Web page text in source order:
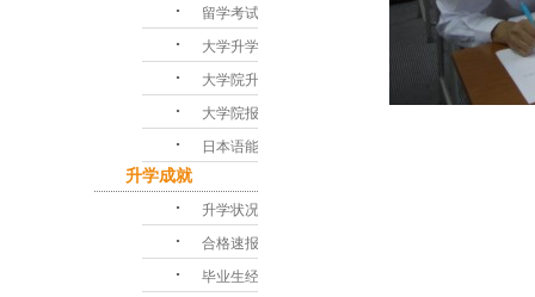
･ 留学考试问答
･ 大学升学指导
･ 大学院升学课程
･ 大学院报考指南
･ 日本语能力考试
升学成就
･ 升学状况
･ 合格速报
･ 毕业生经验谈